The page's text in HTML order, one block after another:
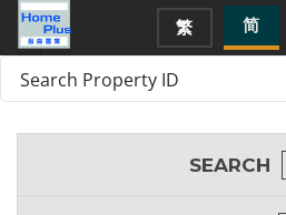
繁 简
SEARCH